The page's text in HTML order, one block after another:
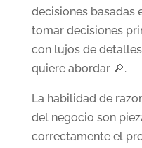
decisiones basadas
tomar decisiones
con lujos de
quiere abordar 🔎.
La habilidad de
del negocio son
correctamente el